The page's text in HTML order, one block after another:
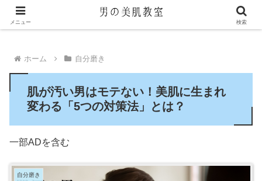
ホーム 自分磨き
肌が汚い男はモテない！美肌に生まれ
変わる「5つの対策法」とは？
一部ADを含む
自分磨き
メニュー 検索